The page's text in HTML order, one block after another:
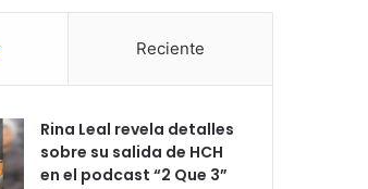
Reciente
Rina Leal revela detalles
sobre su salida de HCH
en el podcast “2 Que 3”